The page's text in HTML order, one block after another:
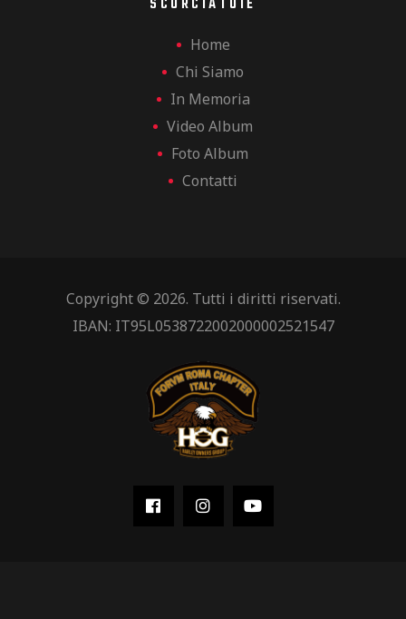
SCORCIATOIE
Home
Chi Siamo
In Memoria
Video Album
Foto Album
Contatti
Copyright © 2026. Tutti i diritti riservati.
IBAN: IT95L0538722002000002521547